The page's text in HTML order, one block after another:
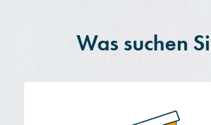
Was suchen